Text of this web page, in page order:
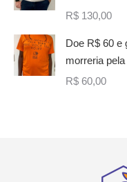
R$ 130,00
Doe R$ 60 e
morreria
R$ 60,00